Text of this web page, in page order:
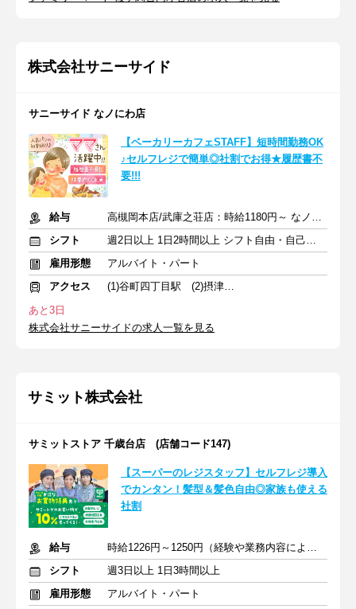
株式会社サニーサイド
サニーサイド なノにわ店
【ベーカリーカフェSTAFF】短時間勤務OK
♪セルフレジで簡単◎社割でお得★履歴書不
要!!!
給与
高槻岡本店/武庫之荘店：時給1180円～ なノにわ店：時給1200円～
シフト
週2日以上 1日2時間以上 シフト自由・自己申告
雇用形態
アルバイト・パート
アクセス
(1)谷町四丁目駅 (2)摂津富田駅 (3)武庫之荘駅
あと3日
株式会社サニーサイドの求人一覧を見る
サミット株式会社
サミットストア 千歳台店 (店舗コード147)
【スーパーのレジスタッフ】セルフレジ導入
でカンタン！髪型＆髪色自由◎家族も使える
社割
給与
時給1226円～1250円（経験や業務内容による）＋交通費全額支給
シフト
週3日以上 1日3時間以上
雇用形態
アルバイト・パート